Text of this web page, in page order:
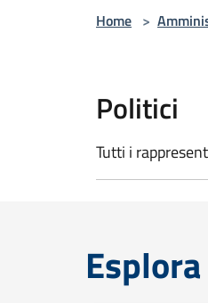
Home >
Politici
Tutti i